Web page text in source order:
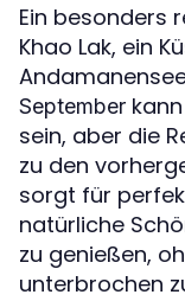
Ein besonders
Khao Lak, ein
September
sein, aber die
zu den
sorgt für
natürliche
zu genießen,
unterbrochen